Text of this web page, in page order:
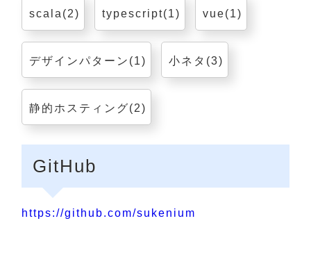
scala(2) typescript(1) vue(1)
デザインパターン(1) 小ネタ(3)
静的ホスティング(2)
GitHub
https://github.com/sukenium